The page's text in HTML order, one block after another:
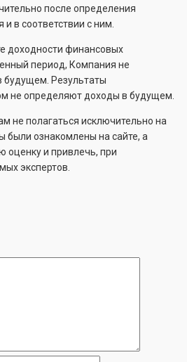
после определения
в соответствии с ним.
доходности финансовых
период, Компания не
будущем. Результаты
не определяют доходы в будущем.
не полагаться исключительно на
ознакомлены на сайте, а
оценку и привлечь, при
экспертов.